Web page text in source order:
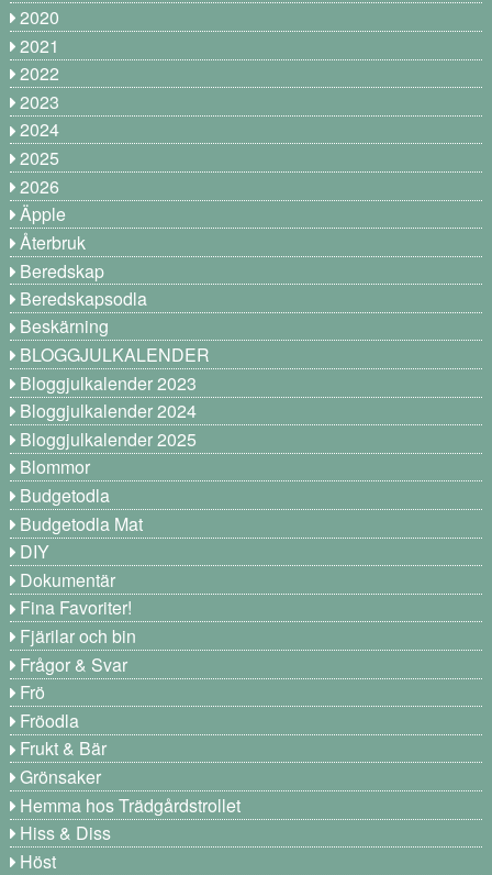
2020
2021
2022
2023
2024
2025
2026
Äpple
Återbruk
Beredskap
Beredskapsodla
Beskärning
BLOGGJULKALENDER
Bloggjulkalender 2023
Bloggjulkalender 2024
Bloggjulkalender 2025
Blommor
Budgetodla
Budgetodla Mat
DIY
Dokumentär
Fina Favoriter!
Fjärilar och bin
Frågor & Svar
Frö
Fröodla
Frukt & Bär
Grönsaker
Hemma hos Trädgårdstrollet
Hiss & Diss
Höst